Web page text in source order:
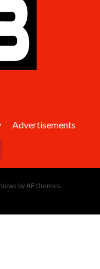
Advertisements
by AF themes.